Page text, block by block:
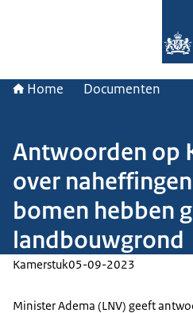
Home Documenten
Antwoorden op
over
bomen hebben
landbouwgrond
Kamerstuk05-09-2023
Minister Adema (LNV) geeft